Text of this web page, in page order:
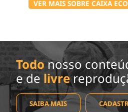
VER MAIS SOBRE CAIXA
Todo nosso
e de livre
SAIBA MAIS